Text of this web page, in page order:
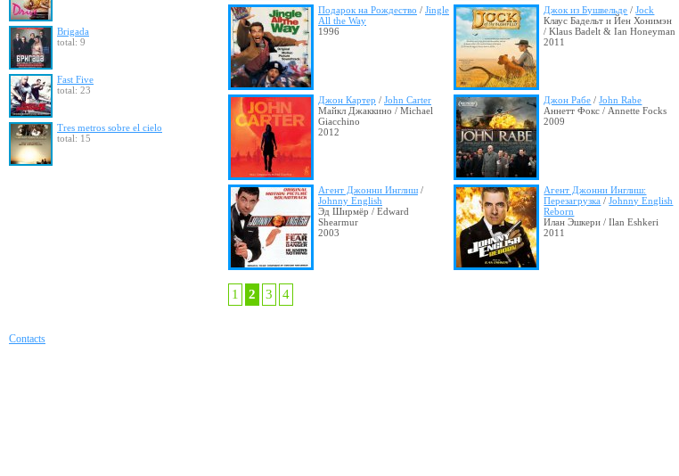
Brigada
total: 9
Fast Five
total: 23
Tres metros sobre el cielo
total: 15
Подарок на Рождество / Jingle
All the Way
1996
Джок из Бушвельде /Jock
Клаус Бадельт и Йен Хонимэн
/ Klaus Badelt & Ian Honeyman
2011
Джон Картер / John Carter
Майкл Джаккино / Michael
Giacchino
2012
Джон Рабе /John Rabe
Аннетт Фокс / Annette Focks
2009
Агент Джонни Инглиш /
Johnny English
Эд Ширмёр / Edward
Shearmur
2003
Агент Джонни Инглиш:
Перезагрузка /Johnny English
Reborn
Илан Эшкери / Ilan Eshkeri
2011
1 2 3 4
Contacts